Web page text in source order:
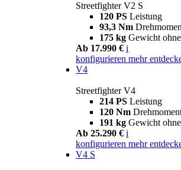
Streetfighter V2 S
120 PS Leistung
93,3 Nm
175 kg Gewicht
Ab 17.990 € i
konfigurieren mehr
V4
Streetfighter V4
214 PS Leistung
120 Nm
191 kg Gewicht
Ab 25.290 € i
konfigurieren mehr
V4 S